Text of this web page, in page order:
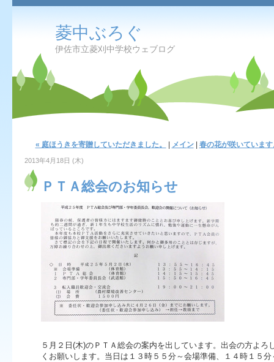
菱中ぶろぐ
伊佐市立菱刈中学校ウェブログ
« 庭ほうきを寄贈していただきました。 メイン| 春の花が咲いています
2013年4月18日 (木)
ＰＴＡ総会のお知らせ
５月２日(木)のＰＴＡ総会の案内を出しています。出会の方よろ
くお願いします。当日は１３時５５分～会場準備、１４時１５分